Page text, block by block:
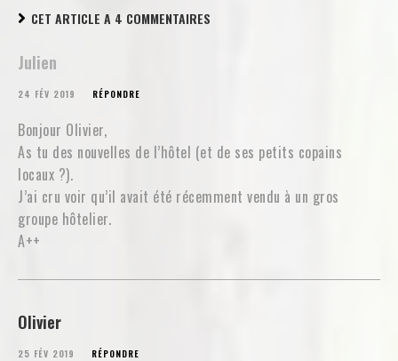
CET ARTICLE A 4 COMMENTAIRES
Julien
24 FÉV 2019 RÉPONDRE
Bonjour Olivier,
As tu des nouvelles de l’hôtel (et de ses petits copains
locaux ?).
J’ai cru voir qu’il avait été récemment vendu à un gros
groupe hôtelier.
A++
Olivier
25 FÉV 2019 RÉPONDRE